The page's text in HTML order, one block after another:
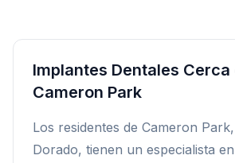
Implantes Dentales Cerca
Cameron Park
Los residentes de Cameron
Dorado, tienen un especialista